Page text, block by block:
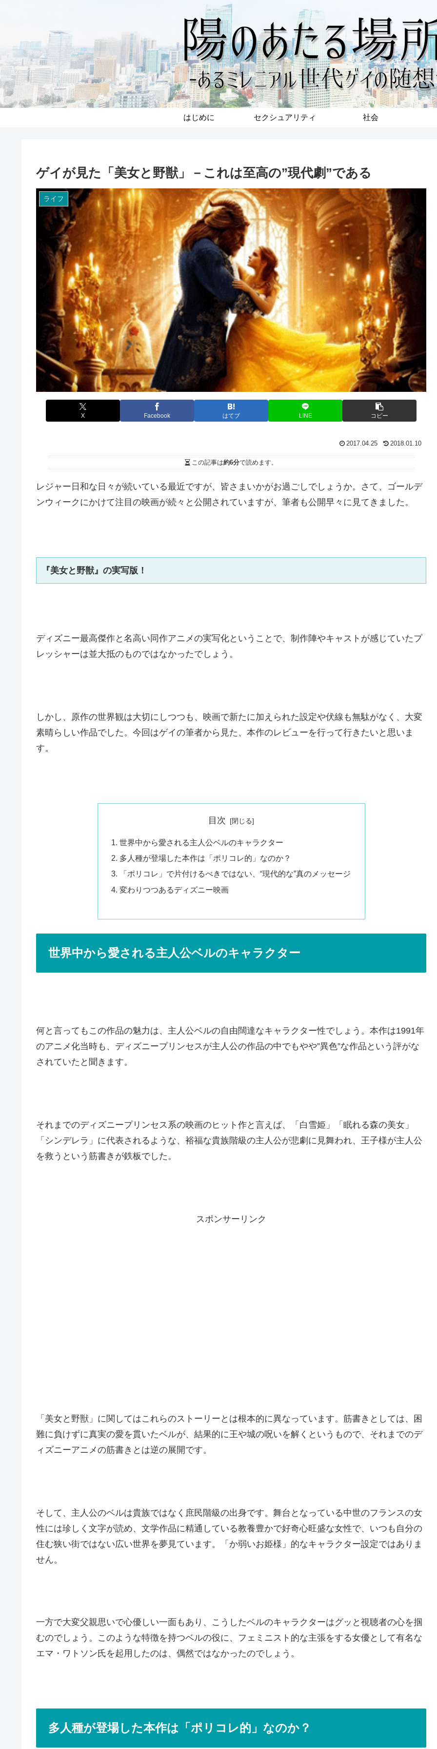
はじめに セクシュアリティ 社会
ゲイが見た「美女と野獣」－これは至高の”現代劇”である
ライフ
X Facebook はてブ LINE コピー
2017.04.25 2018.01.10
この記事は約6分で読めます。
レジャー日和な日々が続いている最近ですが、皆さまいかがお過ごしでしょうか。さて、ゴールデ
ンウィークにかけて注目の映画が続々と公開されていますが、筆者も公開早々に見てきました。
『美女と野獣』の実写版！
ディズニー最高傑作と名高い同作アニメの実写化ということで、制作陣やキャストが感じていたプ
レッシャーは並大抵のものではなかったでしょう。
しかし、原作の世界観は大切にしつつも、映画で新たに加えられた設定や伏線も無駄がなく、大変
素晴らしい作品でした。今回はゲイの筆者から見た、本作のレビューを行って行きたいと思いま
す。
目次
世界中から愛される主人公ベルのキャラクター
多人種が登場した本作は「ポリコレ的」なのか？
「ポリコレ」で片付けるべきではない、“現代的な”真のメッセージ
変わりつつあるディズニー映画
世界中から愛される主人公ベルのキャラクター
何と言ってもこの作品の魅力は、主人公ベルの自由闊達なキャラクター性でしょう。本作は1991年
のアニメ化当時も、ディズニープリンセスが主人公の作品の中でもやや”異色”な作品という評がな
されていたと聞きます。
それまでのディズニープリンセス系の映画のヒット作と言えば、「白雪姫」「眠れる森の美女」
「シンデレラ」に代表されるような、裕福な貴族階級の主人公が悲劇に見舞われ、王子様が主人公
を救うという筋書きが鉄板でした。
スポンサーリンク
「美女と野獣」に関してはこれらのストーリーとは根本的に異なっています。筋書きとしては、困
難に負けずに真実の愛を貫いたベルが、結果的に王や城の呪いを解くというもので、それまでのデ
ィズニーアニメの筋書きとは逆の展開です。
そして、主人公のベルは貴族ではなく庶民階級の出身です。舞台となっている中世のフランスの女
性には珍しく文字が読め、文学作品に精通している教養豊かで好奇心旺盛な女性で、いつも自分の
住む狭い街ではない広い世界を夢見ています。「か弱いお姫様」的なキャラクター設定ではありま
せん。
一方で大変父親思いで心優しい一面もあり、こうしたベルのキャラクターはグッと視聴者の心を掴
むのでしょう。このような特徴を持つベルの役に、フェミニスト的な主張をする女優として有名な
エマ・ワトソン氏を起用したのは、偶然ではなかったのでしょう。
多人種が登場した本作は「ポリコレ的」なのか？